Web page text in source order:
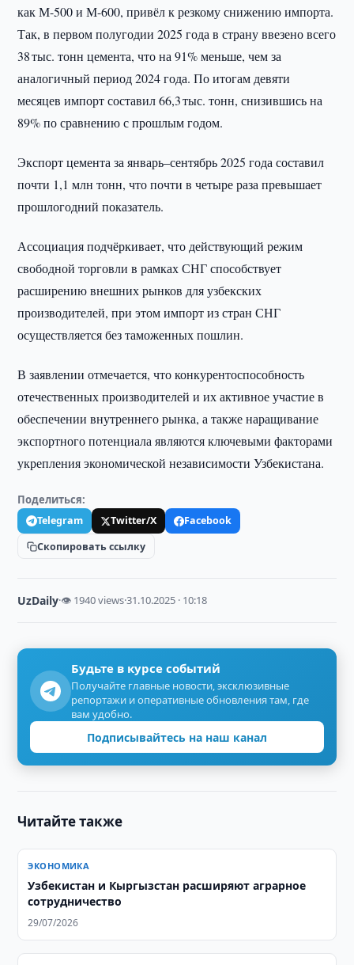
как М-500 и М-600, привёл к резкому снижению импорта.
Так, в первом полугодии 2025 года в страну ввезено всего
38 тыс. тонн цемента, что на 91% меньше, чем за
аналогичный период 2024 года. По итогам девяти
месяцев импорт составил 66,3 тыс. тонн, снизившись на
89% по сравнению с прошлым годом.
Экспорт цемента за январь–сентябрь 2025 года составил
почти 1,1 млн тонн, что почти в четыре раза превышает
прошлогодний показатель.
Ассоциация подчёркивает, что действующий режим
свободной торговли в рамках СНГ способствует
расширению внешних рынков для узбекских
производителей, при этом импорт из стран СНГ
осуществляется без таможенных пошлин.
В заявлении отмечается, что конкурентоспособность
отечественных производителей и их активное участие в
обеспечении внутреннего рынка, а также наращивание
экспортного потенциала являются ключевыми факторами
укрепления экономической независимости Узбекистана.
Поделиться:
Telegram Twitter/X
Facebook
Скопировать ссылку
UzDaily·👁 1940 views·31.10.2025 · 10:18
Будьте в курсе событий
Получайте главные новости, эксклюзивные
репортажи и оперативные обновления там, где
вам удобно.
Подписывайтесь на наш канал
Читайте также
ЭКОНОМИКА
Узбекистан и Кыргызстан расширяют аграрное
сотрудничество
29/07/2026